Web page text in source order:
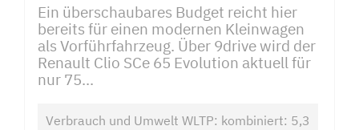
Ein überschaubares Budget reicht hier
bereits für einen modernen Kleinwagen
als Vorführfahrzeug. Über 9drive wird der
Renault Clio SCe 65 Evolution aktuell für
nur 75...
Verbrauch und Umwelt WLTP: kombiniert: 5,3